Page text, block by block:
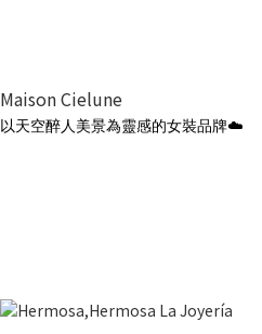
Maison Cielune
以天空醉人美景為靈感的女裝品牌☁️